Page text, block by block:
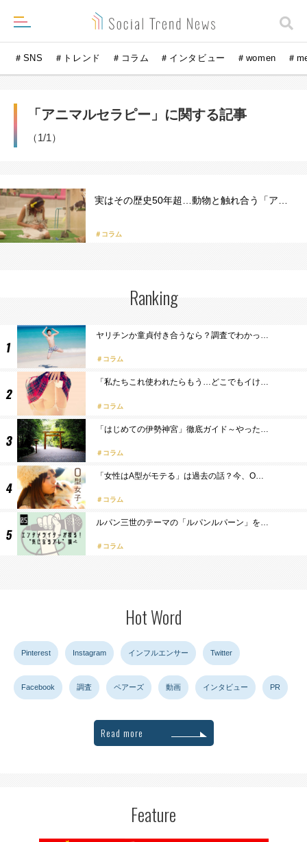
＃SNS ＃トレンド ＃コラム ＃インタビュー ＃women ＃
「アニマルセラピー」に関する記事
（1/1）
実はその歴史50年超…動物と触れ合う「ア…
＃コラム
Ranking
ヤリチンか童貞付き合うなら？調査でわかっ…
コラム
「私たちこれ使われたらもう…どこでもイけ…
コラム
「はじめての伊勢神宮」徹底ガイド～やった…
コラム
「女性はA型がモテる」は過去の話？今、O…
コラム
ルパン三世のテーマの「ルパンルパーン」を…
コラム
Hot Word
Pinterest Instagram インフルエンサー Twitter
Facebook 調査 ペアーズ 動画 インタビュー PR
Read more
Feature